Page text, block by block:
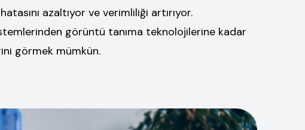
azaltıyor ve verimliliği artırıyor.
görüntü tanıma teknolojilerine kadar
görmek mümkün.